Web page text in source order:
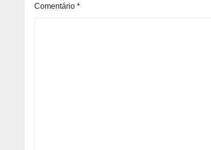
Comentário *